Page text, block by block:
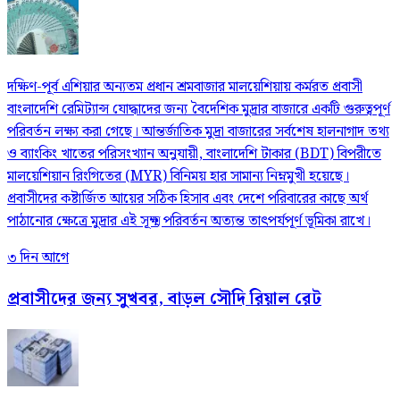
দক্ষিণ-পূর্ব এশিয়ার অন্যতম প্রধান শ্রমবাজার মালয়েশিয়ায় কর্মরত প্রবাসী
বাংলাদেশি রেমিট্যান্স যোদ্ধাদের জন্য বৈদেশিক মুদ্রার বাজারে একটি গুরুত্বপূর্ণ
পরিবর্তন লক্ষ্য করা গেছে। আন্তর্জাতিক মুদ্রা বাজারের সর্বশেষ হালনাগাদ তথ্য
ও ব্যাংকিং খাতের পরিসংখ্যান অনুযায়ী, বাংলাদেশি টাকার (BDT) বিপরীতে
মালয়েশিয়ান রিংগিতের (MYR) বিনিময় হার সামান্য নিম্নমুখী হয়েছে।
প্রবাসীদের কষ্টার্জিত আয়ের সঠিক হিসাব এবং দেশে পরিবারের কাছে অর্থ
পাঠানোর ক্ষেত্রে মুদ্রার এই সূক্ষ্ম পরিবর্তন অত্যন্ত তাৎপর্যপূর্ণ ভূমিকা রাখে।
৩ দিন আগে
প্রবাসীদের জন্য সুখবর, বাড়ল সৌদি রিয়াল রেট